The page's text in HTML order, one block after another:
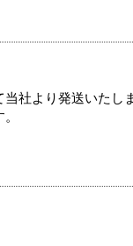
社より発送いたし